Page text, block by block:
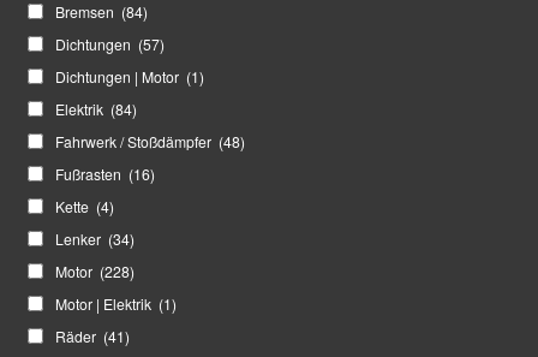
Bremsen (84)
Dichtungen (57)
Dichtungen | Motor (1)
Elektrik (84)
Fahrwerk / Stoßdämpfer (48)
Fußrasten (16)
Kette (4)
Lenker (34)
Motor (228)
Motor | Elektrik (1)
Räder (41)